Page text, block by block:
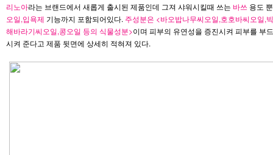
리노아라는 브랜드에서 새롭게 출시된 제품인데 그져 샤워시킬때 쓰는 바쓰 용도
오일,입욕제 기능까지 포함되어있다. 주성분은 <바오밥나무씨오일,호호바씨오일,
해바라기씨오일,콩오일 등의 식물성분>이며 피부의 유연성을 증진시켜 피부를 부
시켜 준다고 제품 뒷면에 상세히 적혀져 있다.